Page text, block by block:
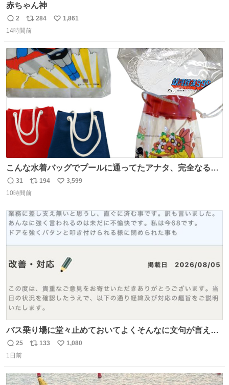
赤ちゃん神
返
信
2
リ
ポ
ト
数
284
い
数
1,861
14時間前
こんな水着バッグでプールに通ってたアナタ、完全なる同
世代（笑） #70年代 #80年代 #昭和レトロ
返
信
31
リ
ポ
ト
数
194
い
数
3,599
10時間前
バス乗り場に堂々止めておいてよくそんなに文句が言える
ね 運転士は日本人やったのなら韓国人は関係ないし、なん
なら68歳も関係ない…
返
信
25
リ
ト
133
い
数
1,080
1日前